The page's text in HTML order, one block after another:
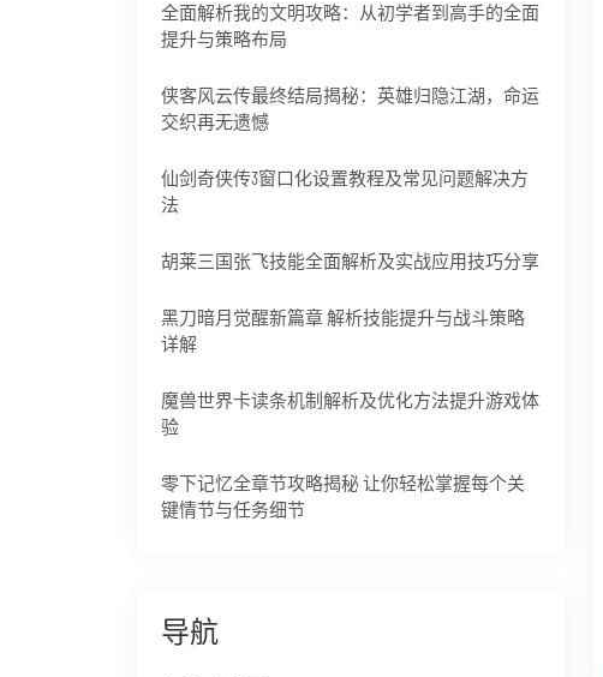
全面解析我的文明攻略：从初学者到高手的全面
提升与策略布局
侠客风云传最终结局揭秘：英雄归隐江湖，命运
交织再无遗憾
仙剑奇侠传3窗口化设置教程及常见问题解决方
法
胡莱三国张飞技能全面解析及实战应用技巧分享
黑刀暗月觉醒新篇章 解析技能提升与战斗策略
详解
魔兽世界卡读条机制解析及优化方法提升游戏体
验
零下记忆全章节攻略揭秘 让你轻松掌握每个关
键情节与任务细节
导航